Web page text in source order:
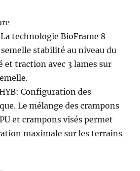
technologie BioFrame 8
stabilité au niveau du
et traction avec 3 lames sur
HYB: Configuration des
Le mélange des crampons
et crampons visés permet
maximale sur les terrains